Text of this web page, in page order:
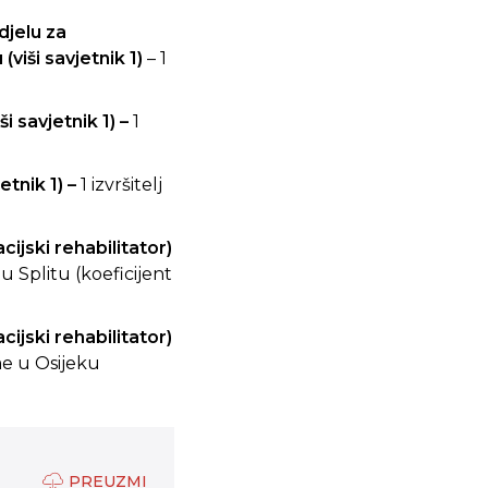
za
savjetnik 1) – 1
savjetnik 1) – 1
1) – 1 izvršitelj
rehabilitator)
Splitu (koeficijent
rehabilitator)
u Osijeku
PREUZMI